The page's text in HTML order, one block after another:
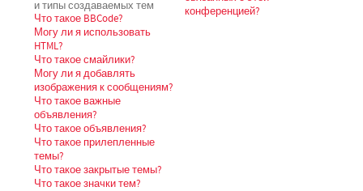
и типы создаваемых тем
Что такое BBCode?
Могу ли я использовать
HTML?
Что такое смайлики?
Могу ли я добавлять
изображения к сообщениям?
Что такое важные
объявления?
Что такое объявления?
Что такое прилепленные
темы?
Что такое закрытые темы?
Что такое значки тем?
конференцией?